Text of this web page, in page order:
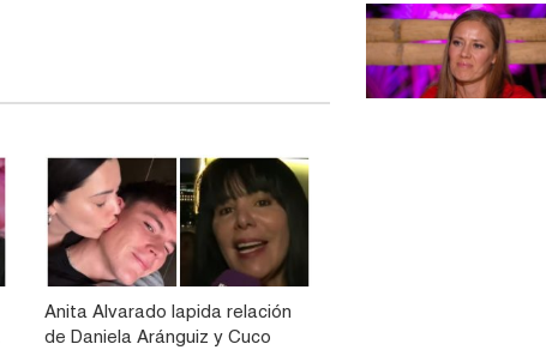
Anita Alvarado lapida relación
de Daniela Aránguiz y Cuco